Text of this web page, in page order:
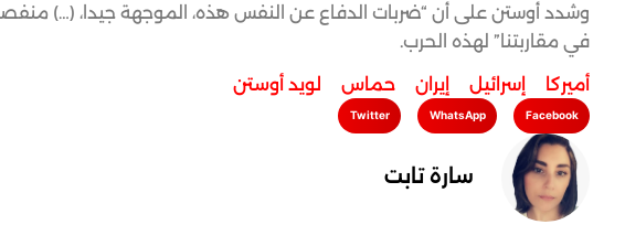
وشدد أوستن على أن “ضربات الدفاع عن النفس هذه، الموجهة جيدا، (…)
في مقاربتنا” لهذه الحرب.
أميركا إسرائيل إيران حماس لويد أوستن
Facebook
WhatsApp
Twitter
سارة تابت